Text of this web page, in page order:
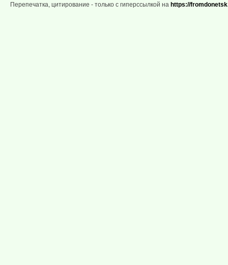
Перепечатка, цитирование - только с гиперссылкой на https://